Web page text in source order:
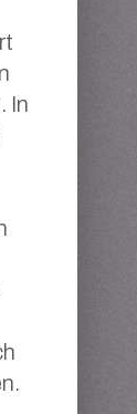
In